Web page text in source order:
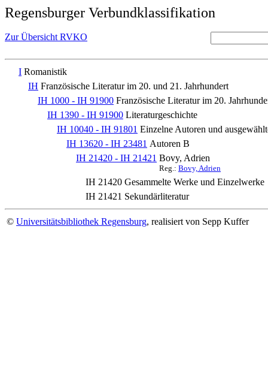
Regensburger Verbundklassifikation
Zur Übersicht RVKO
I Romanistik
IH Französische Literatur im 20. und 21. Jahrhundert
IH 1000 - IH 91900 Französische Literatur im 20.
IH 1390 - IH 91900 Literaturgeschichte
IH 10040 - IH 91801 Einzelne Autoren und
IH 13620 - IH 23481 Autoren B
IH 21420 - IH 21421 Bovy, Adrien
Reg.: Bovy, Adrien
IH 21420 Gesammelte Werke und Einzelwerke
IH 21421 Sekundärliteratur
© Universitätsbibliothek Regensburg, realisiert von Sepp Kuffer